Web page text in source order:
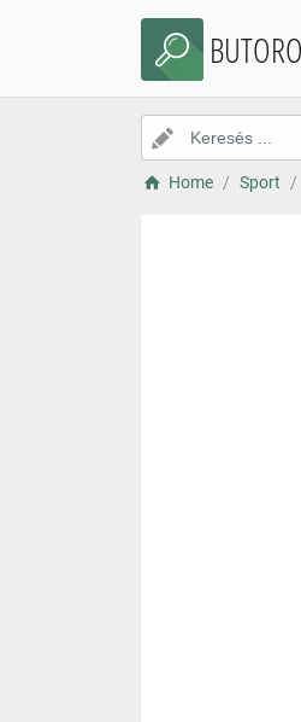
Home Sport